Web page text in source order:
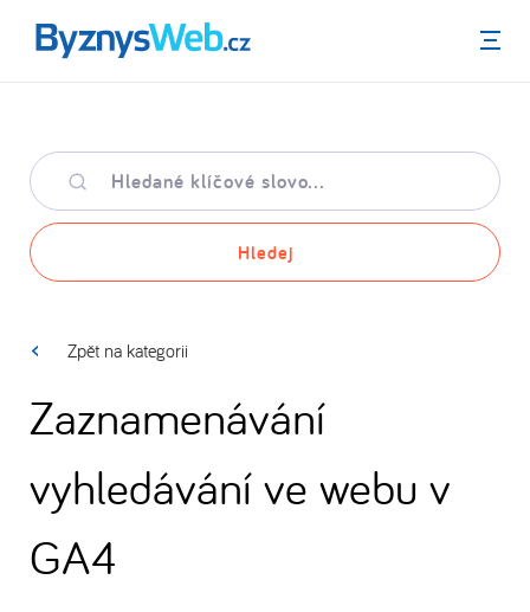
Menu
Hledané
klíčové
slovo
Hledej
Zpět na kategorii
Zaznamenávání
vyhledávání ve webu v
GA4